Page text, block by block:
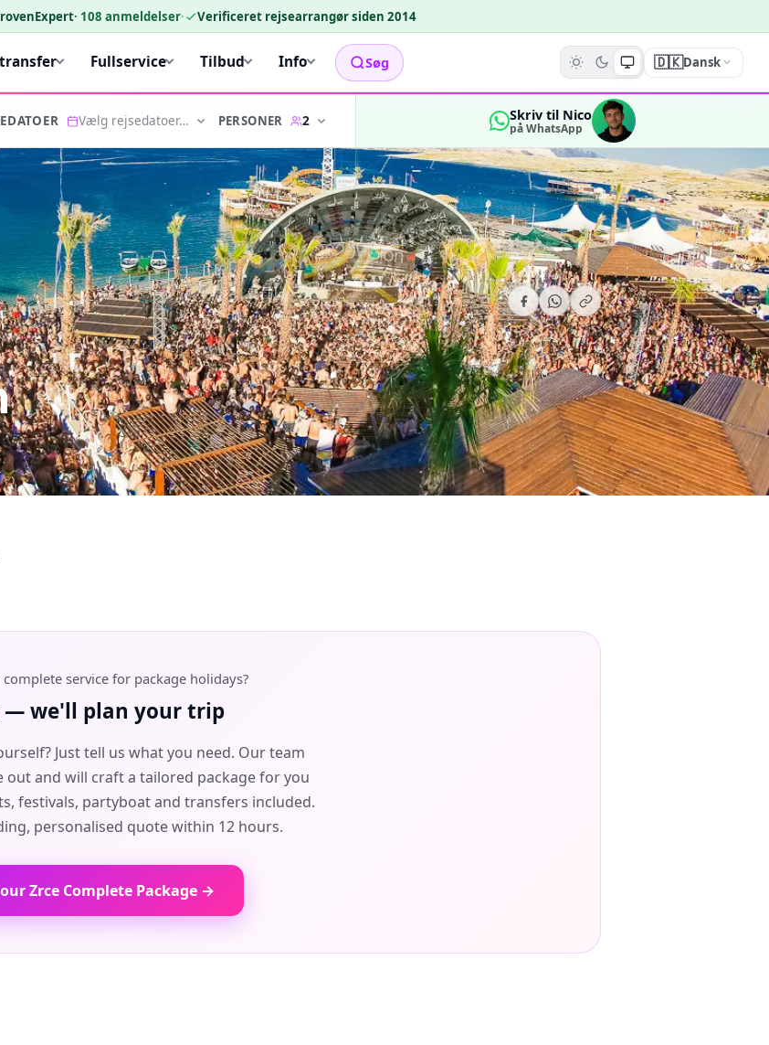
· 108 anmeldelser· Verificeret rejsearrangør siden 2014
Fullservice Tilbud Info Søg 🇩🇰Dansk
Vælg rejsedatoer… PERSONER 2 Skriv til Nico
på WhatsApp
service for package holidays?
— we'll plan your trip
Just tell us what you need. Our team
out and will craft a tailored package for you
festivals, partyboat and transfers included.
personalised quote within 12 hours.
Zrce Complete Package →